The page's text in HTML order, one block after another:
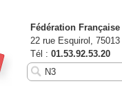
Fédération
22 rue Esquirol,
Tél : 01.53.92.53.20